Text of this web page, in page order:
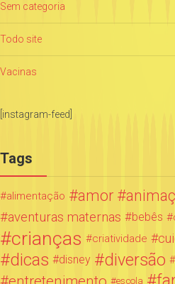
Sem categoria
Todo site
Vacinas
[instagram-feed]
Tags
alimentação amor
aventuras maternas bebês
crianças criatividade
dicas disney diversão
escola